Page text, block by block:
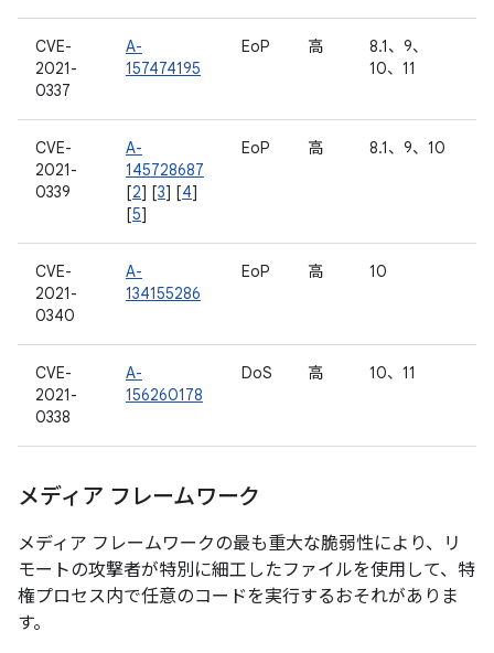
CVE-
2021-
0337
A-
157474195
EoP 高
8.1、9、
10、11
CVE-
2021-
0339
A-
145728687
[2] [3] [4]
[5]
EoP 高 8.1、9、10
CVE-
2021-
0340
A-
134155286
EoP 高 10
CVE-
2021-
0338
A-
156260178
DoS 高 10、11
メディア フレームワーク
メディア フレームワークの最も重大な脆弱性により、リ
モートの攻撃者が特別に細工したファイルを使用して、特
権プロセス内で任意のコードを実行するおそれがありま
す。